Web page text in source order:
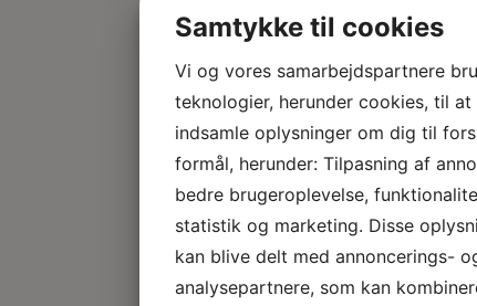
Samtykke til cookies
Vi og vores samarbejdspartnere
teknologier, herunder cookies, til at
indsamle oplysninger om dig til
formål, herunder: Tilpasning af
bedre brugeroplevelse,
statistik og marketing. Disse
kan blive delt med annoncerings-
analysepartnere, som kan